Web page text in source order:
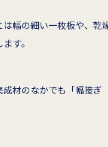
は幅の細い一枚板や、乾
す。
成材のなかでも「幅接ぎ